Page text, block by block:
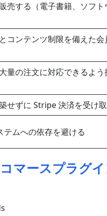
売する（電子書籍、ソフト
コンテンツ制限を備えた会
量の注文に対応できるよう
せずに Stripe 決済を受け
ムへの依存を避ける
マースプラグ